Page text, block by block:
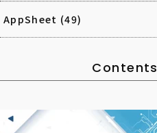
AppSheet (49)
Contents